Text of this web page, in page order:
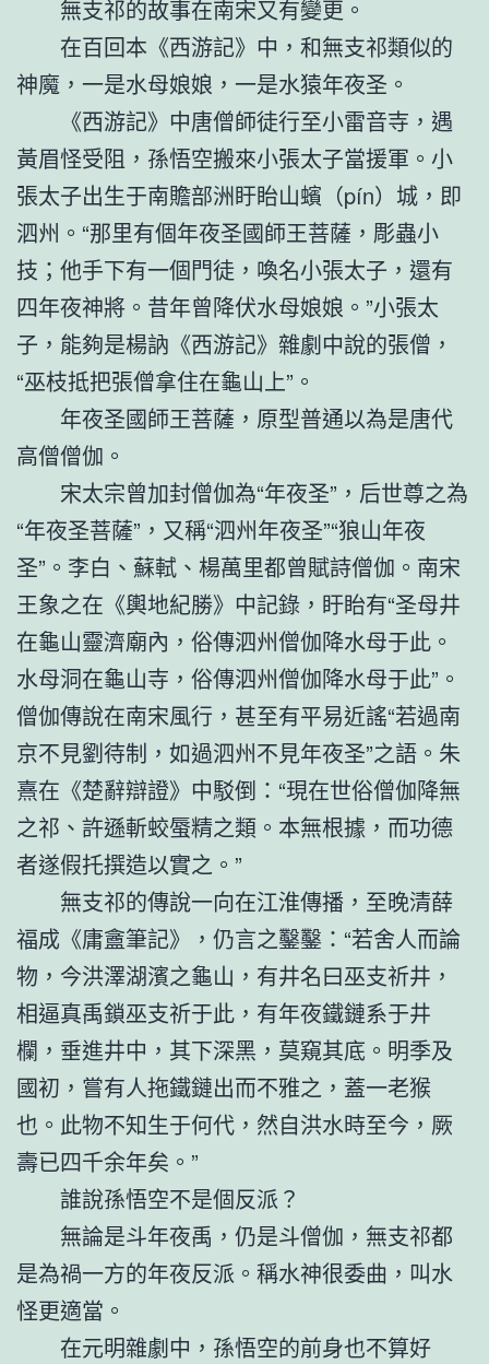
無支祁的故事在南宋又有變更。
在百回本《西游記》中，和無支祁類似的
神魔，一是水母娘娘，一是水猿年夜圣。
《西游記》中唐僧師徒行至小雷音寺，遇
黃眉怪受阻，孫悟空搬來小張太子當援軍。小
張太子出生于南贍部洲盱眙山蠙（pín）城，即
泗州。“那里有個年夜圣國師王菩薩，彫蟲小
技；他手下有一個門徒，喚名小張太子，還有
四年夜神將。昔年曾降伏水母娘娘。”小張太
子，能夠是楊訥《西游記》雜劇中說的張僧，
“巫枝抵把張僧拿住在龜山上”。
年夜圣國師王菩薩，原型普通以為是唐代
高僧僧伽。
宋太宗曾加封僧伽為“年夜圣”，后世尊之為
“年夜圣菩薩”，又稱“泗州年夜圣”“狼山年夜
圣”。李白、蘇軾、楊萬里都曾賦詩僧伽。南宋
王象之在《輿地紀勝》中記錄，盱眙有“圣母井
在龜山靈濟廟內，俗傳泗州僧伽降水母于此。
水母洞在龜山寺，俗傳泗州僧伽降水母于此”。
僧伽傳說在南宋風行，甚至有平易近謠“若過南
京不見劉待制，如過泗州不見年夜圣”之語。朱
熹在《楚辭辯證》中駁倒：“現在世俗僧伽降無
之祁、許遜斬蛟蜃精之類。本無根據，而功德
者遂假托撰造以實之。”
無支祁的傳說一向在江淮傳播，至晚清薛
福成《庸盦筆記》，仍言之鑿鑿：“若舍人而論
物，今洪澤湖濱之龜山，有井名曰巫支祈井，
相逼真禹鎖巫支祈于此，有年夜鐵鏈系于井
欄，垂進井中，其下深黑，莫窺其底。明季及
國初，嘗有人拖鐵鏈出而不雅之，蓋一老猴
也。此物不知生于何代，然自洪水時至今，厥
壽已四千余年矣。”
誰說孫悟空不是個反派？
無論是斗年夜禹，仍是斗僧伽，無支祁都
是為禍一方的年夜反派。稱水神很委曲，叫水
怪更適當。
在元明雜劇中，孫悟空的前身也不算好